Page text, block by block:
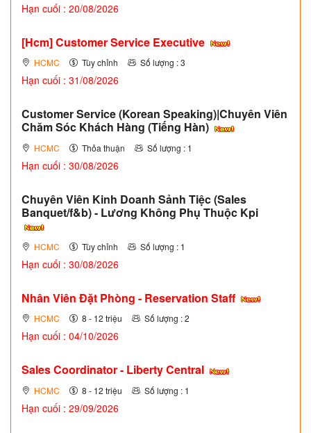
Hạn cuối : 20/08/2026
[Hcm] Customer Service Executive
HCMC Tùy chỉnh Số lượng : 3
Hạn cuối : 31/08/2026
Customer Service (Korean Speaking)|Chuyên Viên
Chăm Sóc Khách Hàng (Tiếng Hàn)
HCMC Thỏa thuận Số lượng : 1
Hạn cuối : 30/08/2026
Chuyên Viên Kinh Doanh Sảnh Tiệc (Sales
Banquet/f&b) - Lương Không Phụ Thuộc Kpi
HCMC Tùy chỉnh Số lượng : 1
Hạn cuối : 30/08/2026
Nhân Viên Đặt Phòng - Reservation Staff
HCMC 8 - 12 triệu Số lượng : 2
Hạn cuối : 04/10/2026
Sales Coordinator - Liberty Central
HCMC 8 - 12 triệu Số lượng : 1
Hạn cuối : 29/09/2026